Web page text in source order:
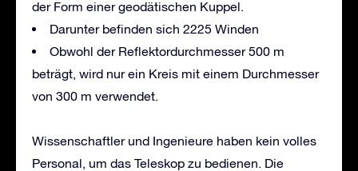
der Form einer geodätischen Kuppel.
Darunter befinden sich 2225 Winden
Obwohl der Reflektordurchmesser 500 m
beträgt, wird nur ein Kreis mit einem Durchmesser
von 300 m verwendet.
Wissenschaftler und Ingenieure haben kein volles
Personal, um das Teleskop zu bedienen. Die